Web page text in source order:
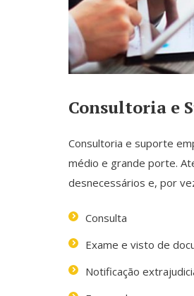
Consultoria e
Consultoria e suporte
médio e grande porte.
desnecessários e, por
Consulta
Exame e visto de
Notificação